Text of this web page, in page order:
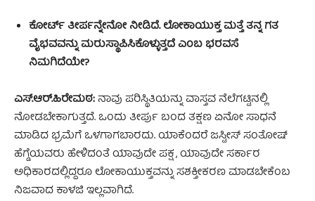
ಕೋರ್ಟ್ ತೀರ್ಪನ್ನೇನೋ ನೀಡಿದೆ. ಲೋಕಾಯುಕ್ತ ಮತ್ತೆ ತನ್ನ ಗತ
ವೈಭವವನ್ನು ಮರುಸ್ಥಾಪಿಸಿಕೊಳ್ಳುತ್ತದೆ ಎಂಬ ಭರವಸೆ
ನಿಮಗಿದೆಯೇ?
ಎಸ್‌.ಆರ್‌.ಹಿರೇಮಠ:ನಾವು ಪರಿಸ್ಥಿತಿಯನ್ನು ವಾಸ್ತವ ನೆಲೆಗಟ್ಟಿನಲ್ಲಿ
ನೋಡಬೇಕಾಗುತ್ತದೆ. ಒಂದು ತೀರ್ಪು ಬಂದ ತಕ್ಷಣ ಏನೋ ಸಾಧನೆ
ಮಾಡಿದ ಭ್ರಮೆಗೆ ಒಳಗಾಗಬಾರದು. ಯಾಕೆಂದರೆ ಜಸ್ಟೀಸ್‌ ಸಂತೋಷ್‌
ಹೆಗ್ಡೆಯವರು ಹೇಳಿದಂತೆ ಯಾವುದೇ ಪಕ್ಷ, ಯಾವುದೇ ಸರ್ಕಾರ
ಅಧಿಕಾರದಲ್ಲಿದ್ದರೂ ಲೋಕಾಯುಕ್ತವನ್ನು ಸಶಕ್ತೀಕರಣ ಮಾಡಬೇಕೆಂಬ
ನಿಜವಾದ ಕಾಳಜಿ ಇಲ್ಲವಾಗಿದೆ.